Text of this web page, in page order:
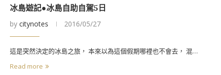
冰島遊記●冰島自助自駕5日
by citynotes 2016/05/27
這是突然決定的冰島之旅， 本來以為這個假期哪裡也不會去， 混…
Read more